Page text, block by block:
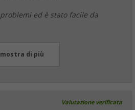
ed è stato facile da
mostra di più
Valutazione verificata